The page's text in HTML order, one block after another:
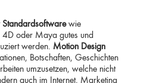
Standardsoftwarewie
4D oder Maya gutes und
werden. Motion Design
Botschaften, Geschichten
umzusetzen, welche nicht
auch im Internet, Marketing